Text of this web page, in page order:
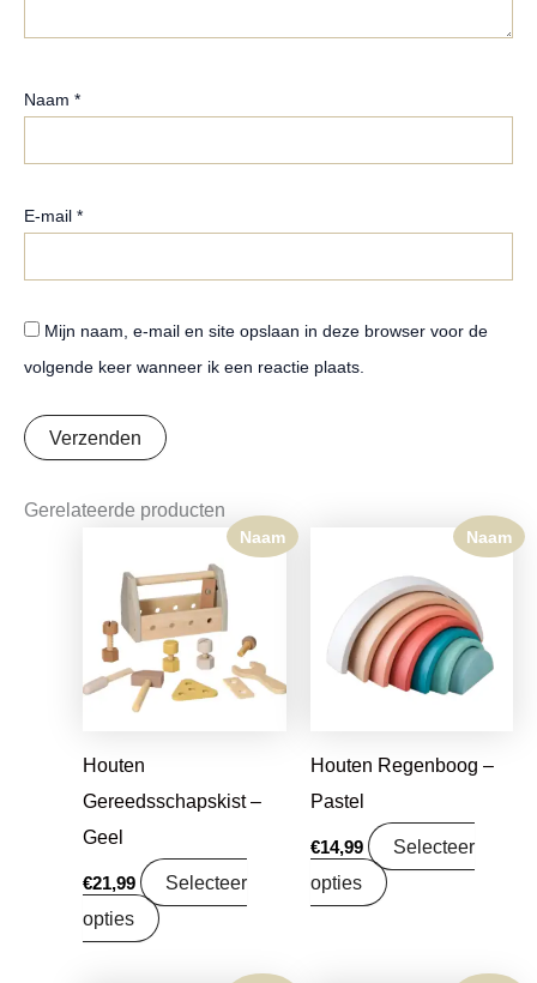
Naam *
E-mail *
Mijn naam, e-mail en site opslaan in deze browser voor de
volgende keer wanneer ik een reactie plaats.
Gerelateerde producten
Naam
Houten
Gereedsschapskist –
Geel
€21,99
Selecteer
opties
Naam
Houten Regenboog –
Pastel
€14,99
Selecteer
opties